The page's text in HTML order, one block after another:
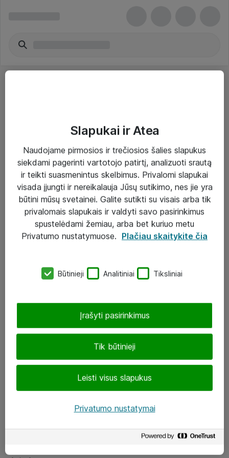
Paslaugos
Sprendimai
Įgyvendinti projektai
Atea ekspertų patarimai verslui
eShop@atea.lt
LinkedIn
Slapukai ir Atea
Naudojame pirmosios ir trečiosios šalies slapukus
siekdami pagerinti vartotojo patirtį, analizuoti srautą
ir teikti suasmenintus skelbimus. Privalomi slapukai
visada įjungti ir nereikalauja Jūsų sutikimo, nes jie yra
būtini mūsų svetainei. Galite sutikti su visais arba tik
privalomais slapukais ir valdyti savo pasirinkimus
spustelėdami žemiau, arba bet kuriuo metu
Privatumo nustatymuose. Plačiau skaitykite čia
Būtinieji Analitiniai Tiksliniai
Tik būtinieji
Leisti visus slapukus
Įrašyti pasirinkimus
Privatumo nustatymai